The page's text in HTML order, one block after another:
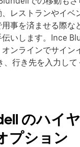
レストランやイベ
事を済ませる際な
いします。Ince
ンラインでサイン
行き先を入力して
のハイ
プション